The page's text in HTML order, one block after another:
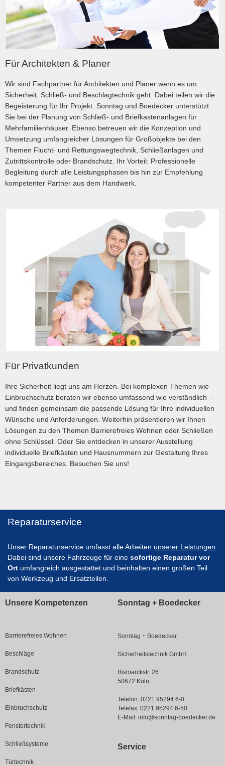
Für Architekten & Planer
Wir sind Fachpartner für Architekten und Planer wenn es um
Sicherheit, Schließ- und Beschlagtechnik geht. Dabei teilen wir die
Begeisterung für Ihr Projekt. Sonntag und Boedecker unterstützt
Sie bei der Planung von Schließ- und Briefkastenanlagen für
Mehrfamilienhäuser. Ebenso betreuen wir die Konzeption und
Umsetzung umfangreicher Lösungen für Großobjekte bei den
Themen Flucht- und Rettungswegtechnik, Schließanlagen und
Zutrittskontrolle oder Brandschutz. Ihr Vorteil: Professionelle
Begleitung durch alle Leistungsphasen bis hin zur Empfehlung
kompetenter Partner aus dem Handwerk.
Für Privatkunden
Ihre Sicherheit liegt uns am Herzen. Bei komplexen Themen wie
Einbruchschutz beraten wir ebenso umfassend wie verständlich –
und finden gemeinsam die passende Lösung für Ihre individuellen
Wünsche und Anforderungen. Weiterhin präsentieren wir Ihnen
Lösungen zu den Themen Barrierefreies Wohnen oder Schließen
ohne Schlüssel. Oder Sie entdecken in unserer Ausstellung
individuelle Briefkästen und Hausnummern zur Gestaltung Ihres
Eingangsbereiches. Besuchen Sie uns!
Reparaturservice
Unser Reparaturservice umfasst alle Arbeiten unserer Leistungen
Dabei sind unsere Fahrzeuge für eine sofortige Reparatur vor
Ort umfangreich ausgestattet und beinhalten einen großen Teil
von Werkzeug und Ersatzteilen.
Unsere Kompetenzen
Barrierefreies Wohnen
Beschläge
Brandschutz
Briefkästen
Einbruchschutz
Fenstertechnik
Schließsysteme
Türtechnik
Sonntag + Boedecker
Sonntag + Boedecker
Sicherheitstechnik GmbH
Bismarckstr. 26
50672 Köln
Telefon: 0221 95294 6-0
Telefax: 0221 95294 6-50
E-Mail: info@sonntag-boedecker.de
Service